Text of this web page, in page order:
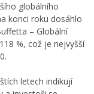
globálního
konci roku dosáhlo
– Globální
%, což je nejvyšší
letech indikují